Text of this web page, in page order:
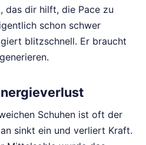
das dir hilft, die Pace zu
schon schwer
blitzschnell. Er braucht
Schuhen ist oft der
sinkt ein und verliert Kraft.